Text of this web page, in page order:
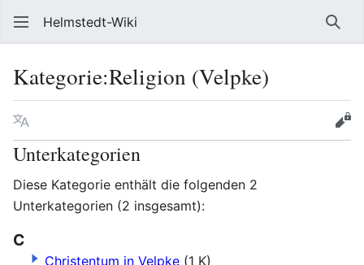
Helmstedt-Wiki
Kategorie:Religion (Velpke)
Sprache
Unterkategorien
Diese Kategorie enthält die folgenden 2
Unterkategorien (2 insgesamt):
C
Christentum in Velpke (1 K)